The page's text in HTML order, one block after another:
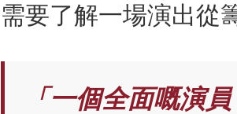
需要了解一場演出從
「一個全面嘅演